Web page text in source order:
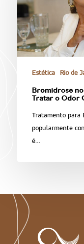
Estética Rio de
Bromidrose
Tratar o Odor
Tratamento para
popularmente
é…